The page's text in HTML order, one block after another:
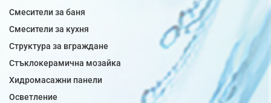
Смесители за баня
Смесители за кухня
Структура за вграждане
Стъклокерамична мозайка
Хидромасажни панели
Осветление